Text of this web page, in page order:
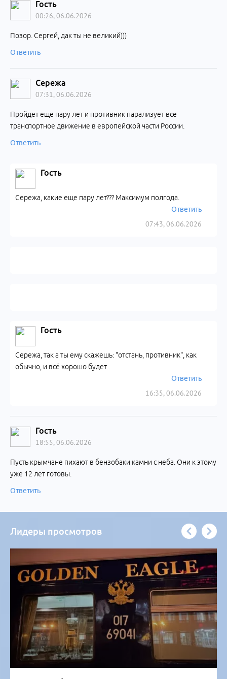
Гость
00:26, 06.06.2026
Позор. Сергей, дак ты не великий)))
Ответить
Сережа
07:31, 06.06.2026
Пройдет еще пару лет и противник парализует все
транспортное движение в европейской части России.
Ответить
Гость
07:43, 06.06.2026
Сережа, какие еще пару лет??? Максимум полгода.
Ответить
Гость
16:35, 06.06.2026
Сережа, так а ты ему скажешь: "отстань, противник", как
обычно, и всё хорошо будет
Ответить
Гость
18:55, 06.06.2026
Пусть крымчане пихают в бензобаки камни с неба. Они к этому
уже 12 лет готовы.
Ответить
Лидеры просмотров